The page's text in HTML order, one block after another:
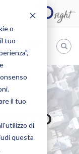
o
tuo
il tuo
di
questa
SITO